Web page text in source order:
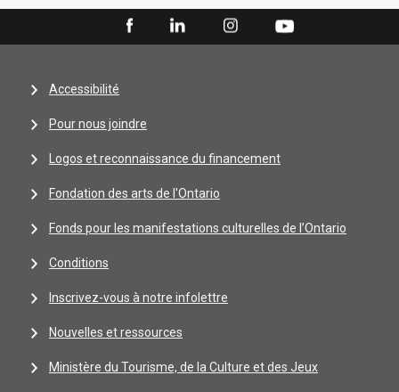
Accessibilité
Pour nous joindre
Logos et reconnaissance du financement
Fondation des arts de l'Ontario
Fonds pour les manifestations culturelles de l’Ontario
Conditions
Inscrivez-vous à notre infolettre
Nouvelles et ressources
Ministère du Tourisme, de la Culture et des Jeux